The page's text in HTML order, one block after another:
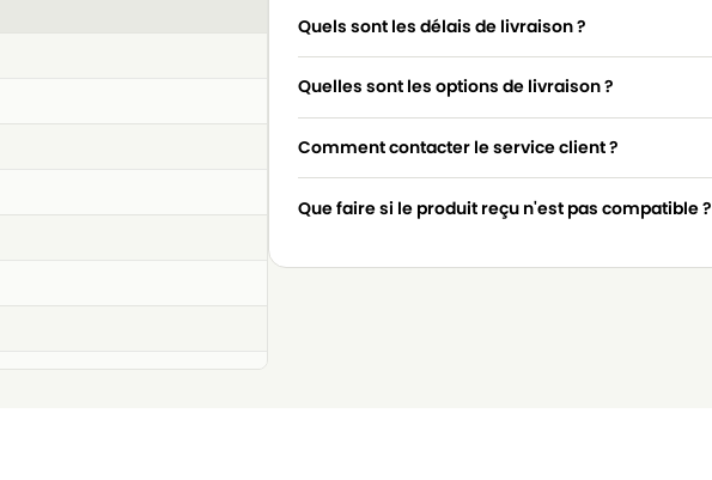
Quels sont les délais de livraison ?
Quelles sont les options de livraison ?
Comment contacter le service client ?
Que faire si le produit reçu n'est pas compatible ?